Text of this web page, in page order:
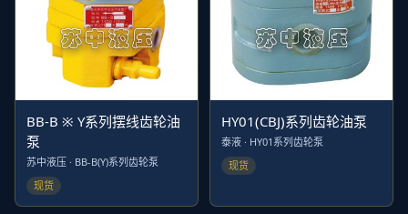
BB-B ※ Y系列摆线齿轮油
泵
苏中液压 · BB-B(Y)系列齿轮泵
现货
HY01(CBJ)系列齿轮油泵
泰液 · HY01系列齿轮泵
现货